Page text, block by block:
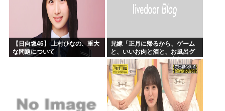
【日向坂46】 上村ひなの、重大
な問題について
兄嫁「正月に帰るから、ゲーム
と、いいお肉と酒と、お風呂グ
ッズの準備しとけよ」寝起きの
私「知るかボケ」兄嫁「キィィ
ィィー！！！！」私「あ…」